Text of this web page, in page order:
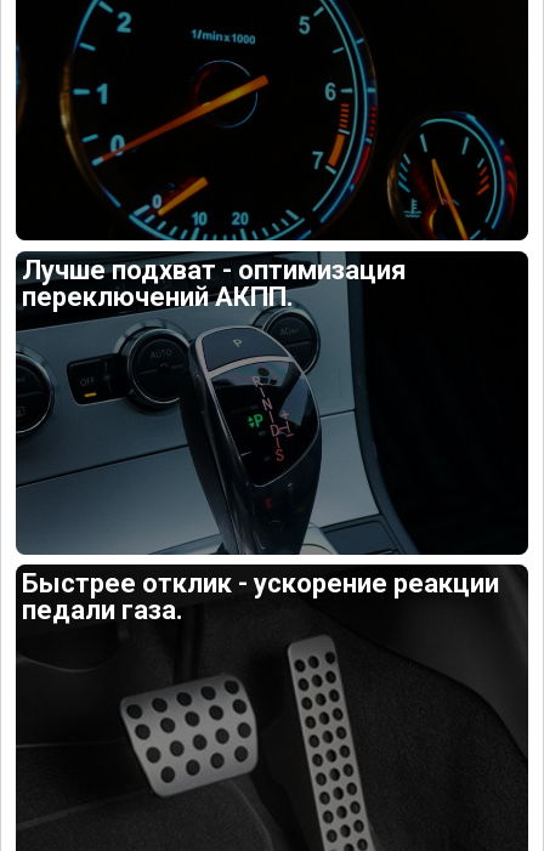
Лучше подхват - оптимизация
переключений АКПП.
Быстрее отклик - ускорение реакции
педали газа.